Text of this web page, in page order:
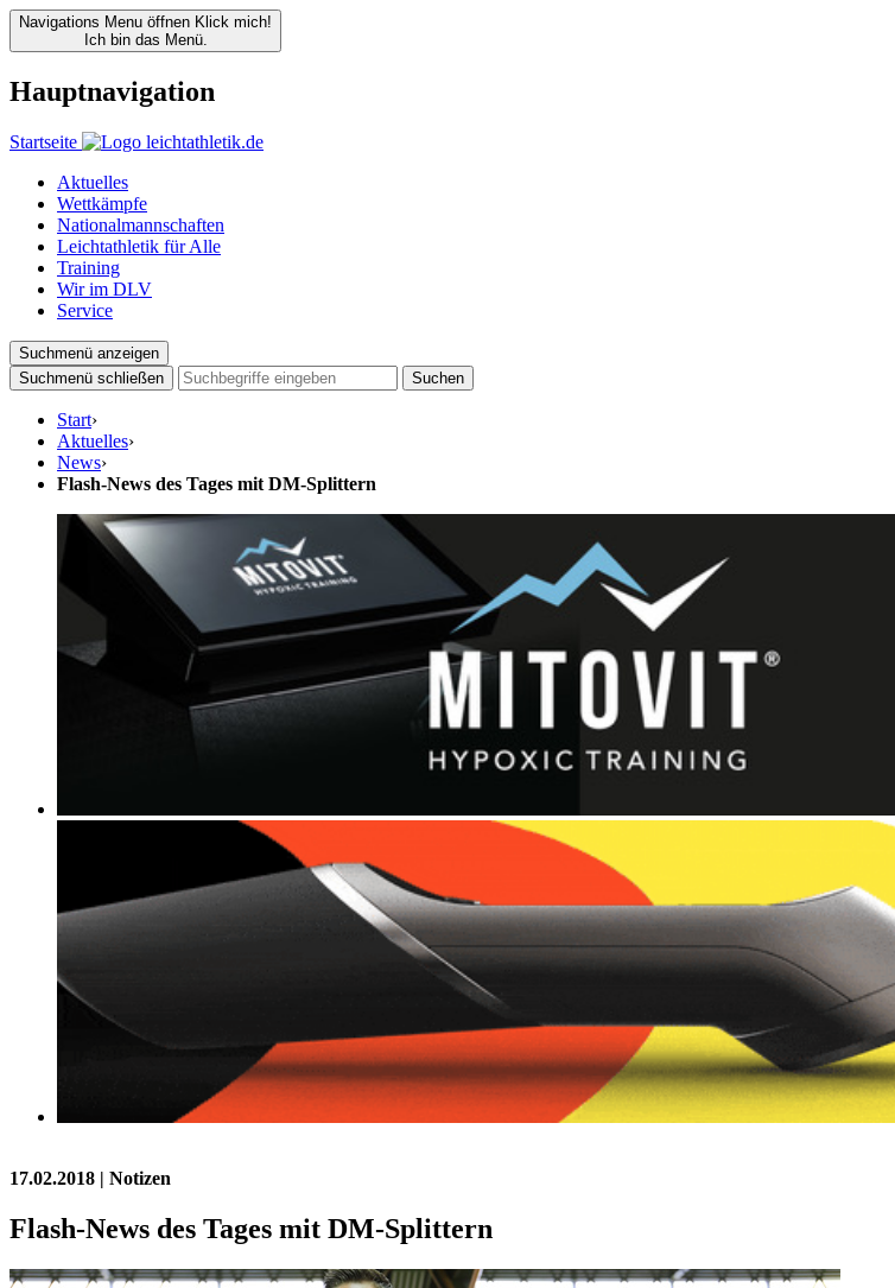
Navigations Menu öffnen Klick mich!
Ich bin das Menü.
Hauptnavigation
Startseite
Aktuelles
Wettkämpfe
Nationalmannschaften
Leichtathletik für Alle
Training
Wir im DLV
Service
Suchmenü anzeigen
Suchmenü schließen
Suchen
Start›
Aktuelles›
News›
Flash-News des Tages mit DM-Splittern
17.02.2018 | Notizen
Flash-News des Tages mit DM-Splittern